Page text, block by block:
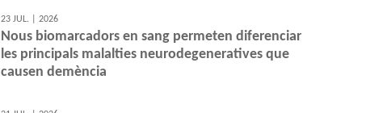
23 JUL. | 2026
Nous biomarcadors en sang permeten diferenciar
les principals malalties neurodegeneratives que
causen demència